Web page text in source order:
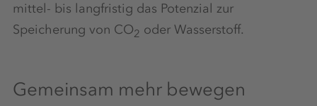
mittel- bis langfristig das Potenzial zur
Speicherung von CO2 oder Wasserstoff.
Gemeinsam mehr bewegen